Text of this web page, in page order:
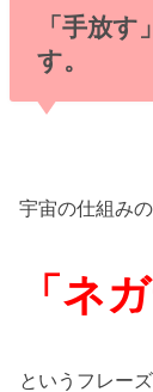
「手放
す。
宇宙の仕組み
「ネ
というフレー